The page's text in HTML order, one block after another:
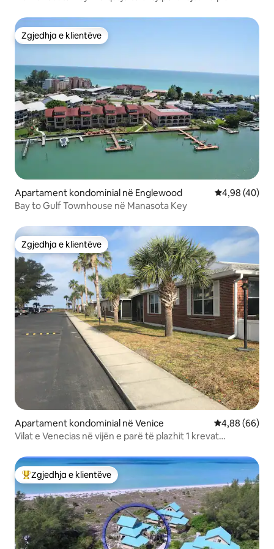
Zgjedhja e klientëve
Zgjedhja e klientëve
Apartament kondominial në Englewood Vlerësimi
4,98 (40)
Bay to Gulf Townhouse në Manasota Key
Zgjedhja e klientëve
Zgjedhja e klientëve
Apartament kondominial në Venice Vlerësimi
4,88 (66)
Vilat e Venecias në vijën e parë të plazhit 1 krevat
Më të mirat e zgjedhjeve të klientëve
Zgjedhja e klientëve